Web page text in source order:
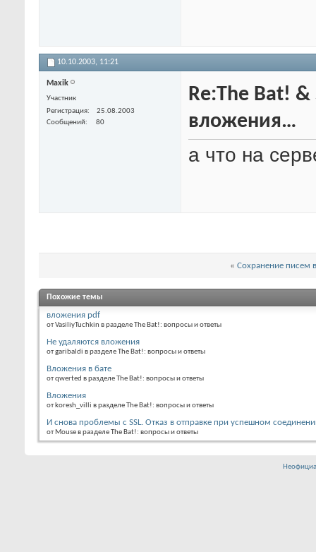
10.10.2003, 11:21
Maxik
Участник
Регистрация
25.08.2003
Сообщений
80
Re:The Bat!
вложения…
а что на
« Сохранение писем
Похожие темы
вложения pdf
от VasiliyTuchkin в разделе The Bat!: вопросы и ответы
Не удаляются вложения
от garibaldi в разделе The Bat!: вопросы и ответы
Вложения в бате
от qwerted в разделе The Bat!: вопросы и ответы
Вложения
от koresh_villi в разделе The Bat!: вопросы и ответы
И снова проблемы с SSL. Отказ в отправке при успешном
от Mouse в разделе The Bat!: вопросы и ответы